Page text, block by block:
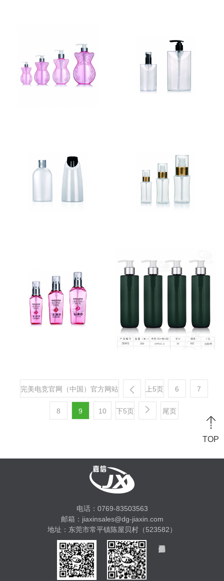
完美电竞官网（中国）官方网站 上5页 6 7
8 9 10 下5页 尾页
TOP
电话：0769-83503563
邮箱：jiaxinsales@dg-jiaxin.com
地址：东莞市常平镇陈屋贝村（523582）